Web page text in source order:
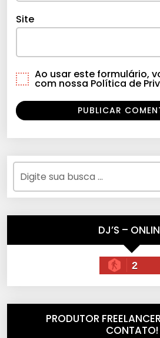
Site
Ao usar este formulário,
com nossa Política de
DJ’S –
2
PRODUTOR
CONTATO!